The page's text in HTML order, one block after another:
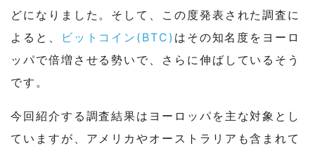
どになりました。そして、この度発表された調査に
よると、
ビットコイン(BTC) はその知名度をヨーロ
ッパで倍増させる勢いで、さらに伸ばしているそう
です。
今回紹介する調査結果はヨーロッパを主な対象とし
ていますが、アメリカやオーストラリアも含まれて